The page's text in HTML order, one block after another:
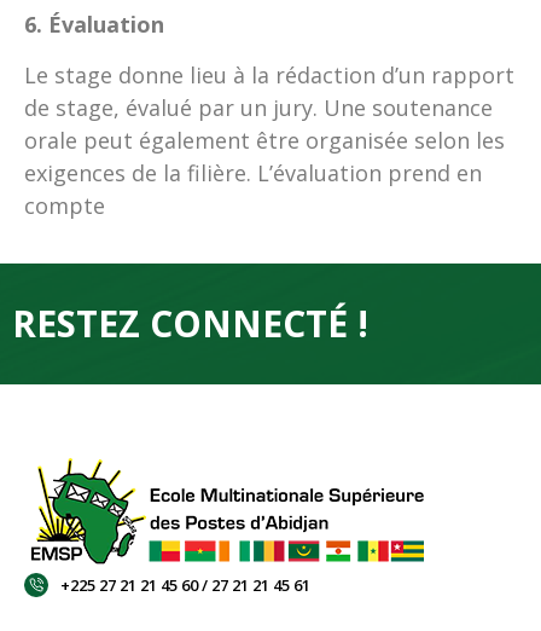
6. Évaluation
Le stage donne lieu à la rédaction d’un rapport
de stage, évalué par un jury. Une soutenance
orale peut également être organisée selon les
exigences de la filière. L’évaluation prend en
compte
RESTEZ CONNECTÉ !
+225 27 21 21 45 60 / 27 21 21 45 61